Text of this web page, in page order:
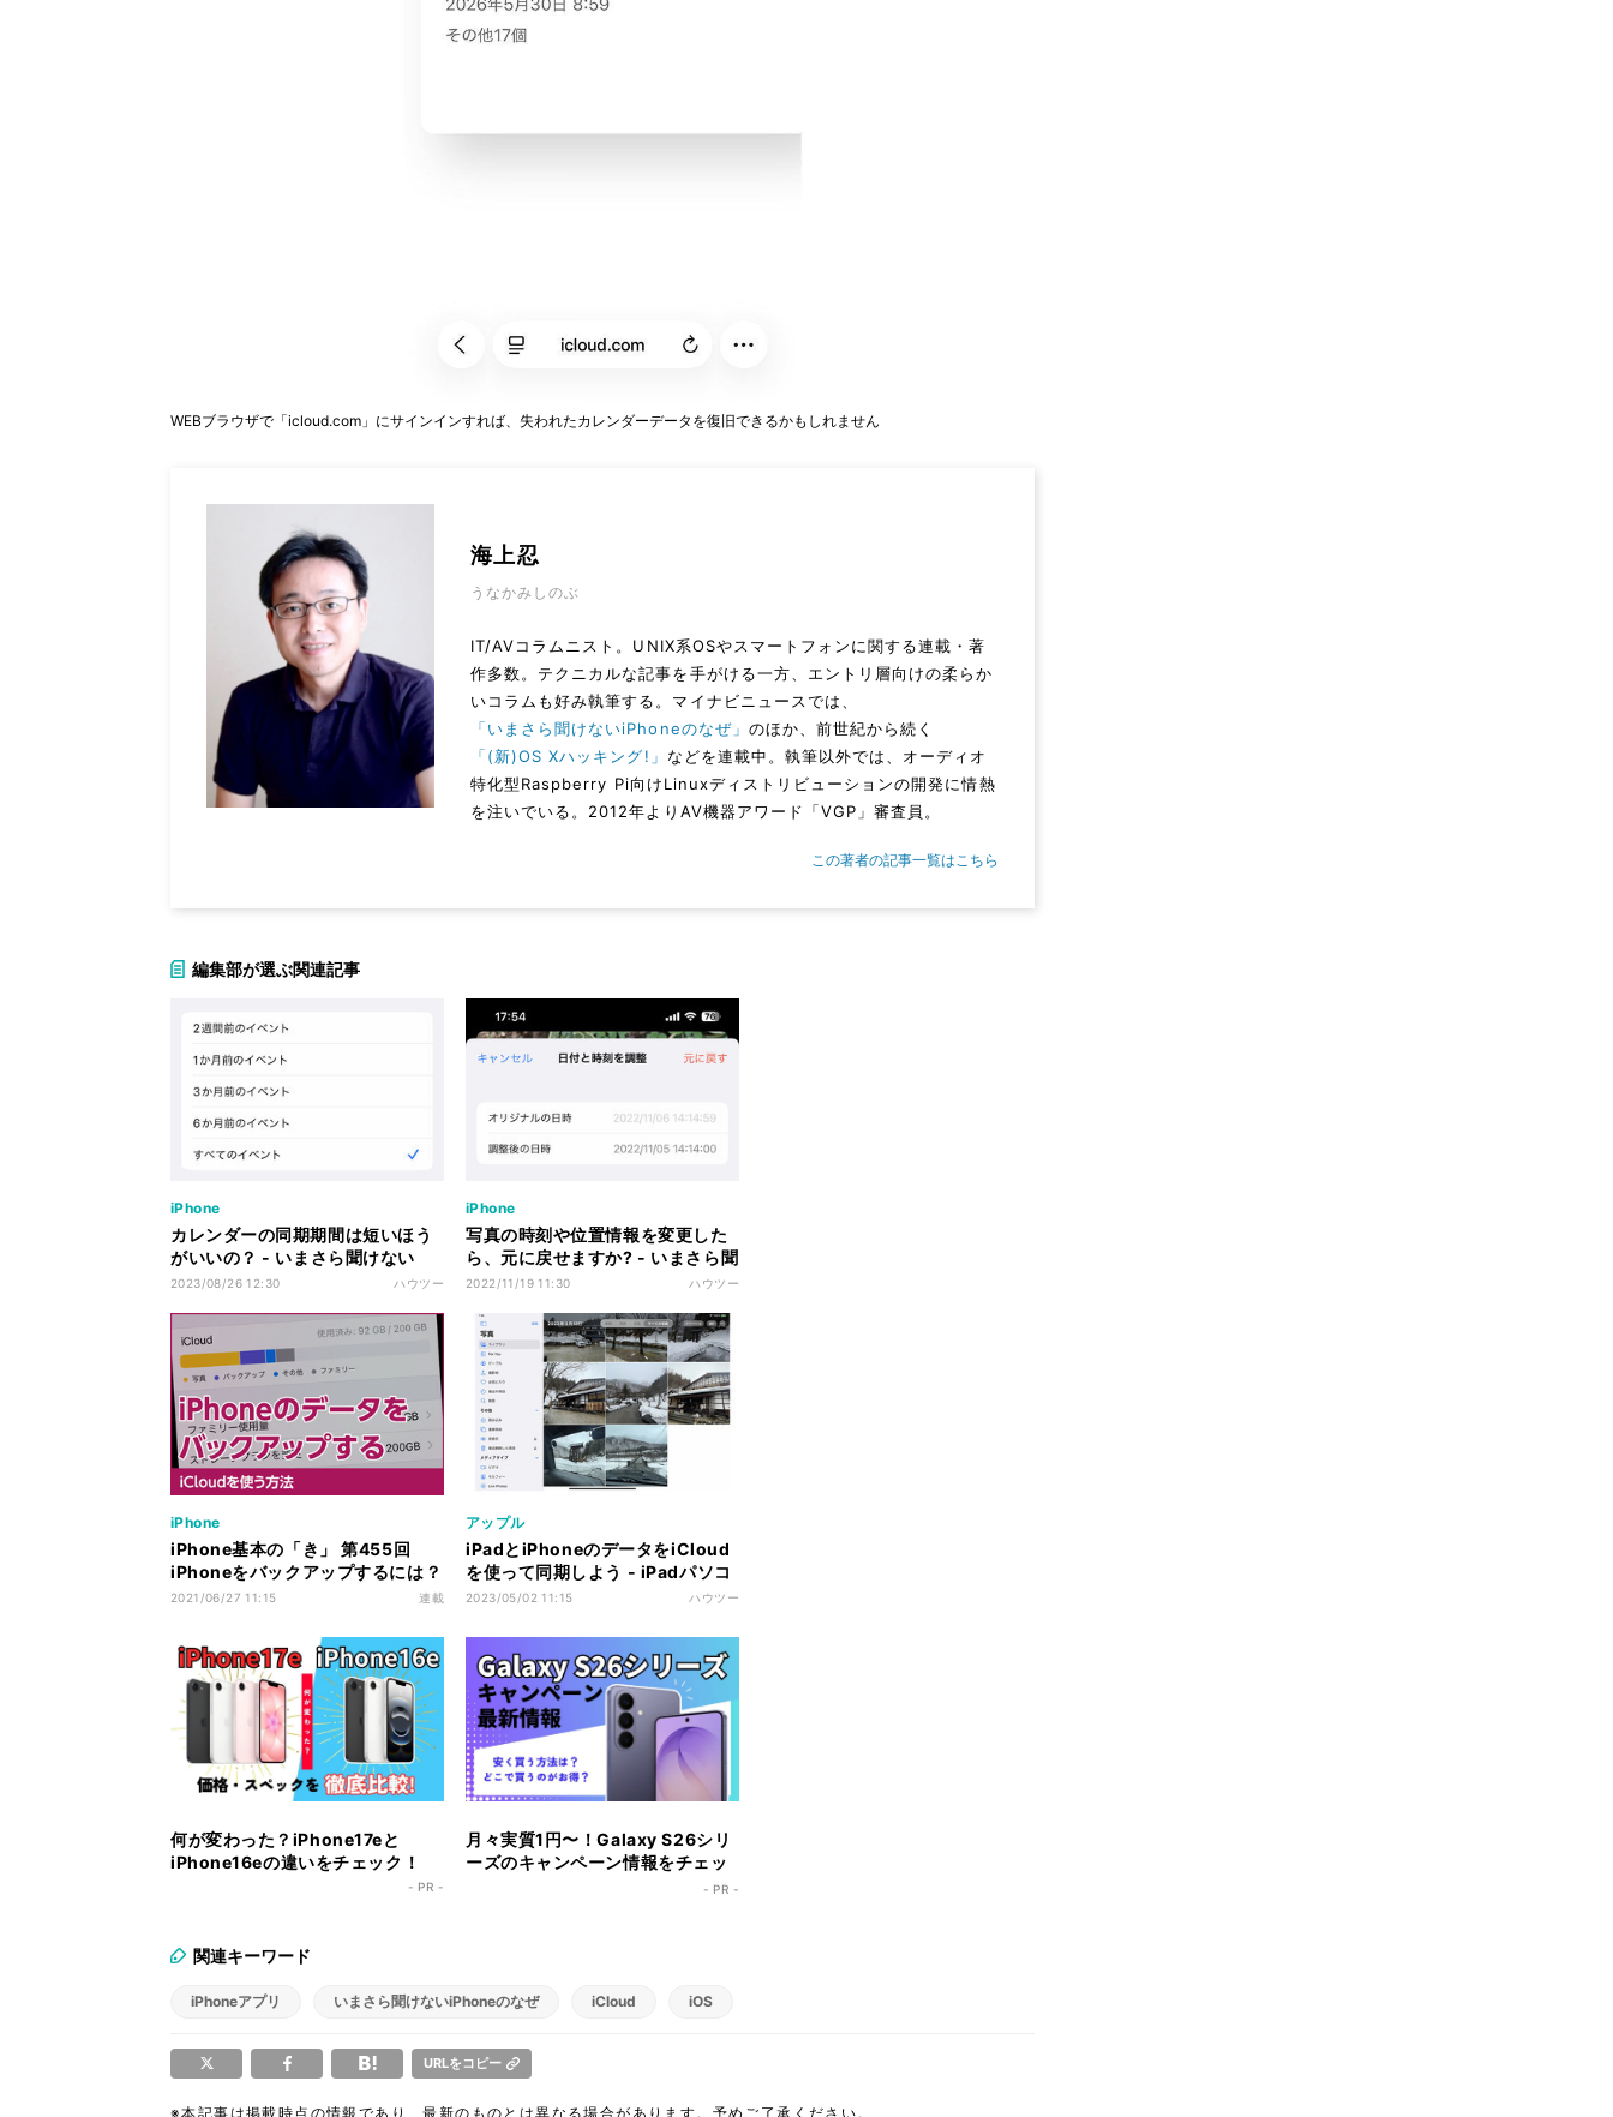
WEBブラウザで「icloud.com」にサインインすれば、失われたカレンダーデータを復旧できるかもしれません
海上忍
うなかみしのぶ
IT/AVコラムニスト。UNIX系OSやスマートフォンに関する連載・著
作多数。テクニカルな記事を手がける一方、エントリ層向けの柔らか
いコラムも好み執筆する。マイナビニュースでは、
「いまさら聞けないiPhoneのなぜ」 のほか、前世紀から続く
「(新)OS Xハッキング!」 などを連載中。執筆以外では、オーディオ
特化型Raspberry Pi向けLinuxディストリビューションの開発に情熱
を注いでいる。2012年よりAV機器アワード「VGP」審査員。
この著者の記事一覧はこちら
編集部が選ぶ関連記事
iPhone
カレンダーの同期期間は短いほう
がいいの？ - いまさら聞けない
iPhoneのなぜ
2023/08/26 12:30 ハウツー
iPhone
写真の時刻や位置情報を変更した
ら、元に戻せますか? - いまさら聞
けないiPhoneのなぜ
2022/11/19 11:30 ハウツー
iPhone
iPhone基本の「き」 第455回
iPhoneをバックアップするには？
- iCloudを使う方法
2021/06/27 11:15 連載
アップル
iPadとiPhoneのデータをiCloud
を使って同期しよう - iPadパソコ
ン化講座
2023/05/02 11:15 ハウツー
何が変わった？iPhone17eと
iPhone16eの違いをチェック！
- PR -
月々実質1円〜！Galaxy S26シリ
ーズのキャンペーン情報をチェッ
- PR -
関連キーワード
iPhoneアプリ いまさら聞けないiPhoneのなぜ iCloud iOS
URLをコピー
※本記事は掲載時点の情報であり、最新のものとは異なる場合があります。予めご了承ください。